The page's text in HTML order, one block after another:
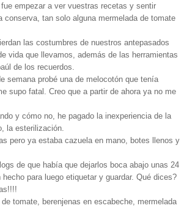
empezar a ver vuestras recetas y sentir
tan solo alguna mermelada de tomate
las costumbres de nuestros antepasados
vida que llevamos, además de las herramientas
de los recuerdos.
semana probé una de melocotón que tenía
supo fatal. Creo que a partir de ahora ya no me
y cómo no, he pagado la inexperiencia de la
la esterilización.
pero ya estaba cazuela en mano, botes llenos y
de que había que dejarlos boca abajo unas 24
para luego etiquetar y guardar. Qué dices?
tomate, berenjenas en escabeche, mermelada